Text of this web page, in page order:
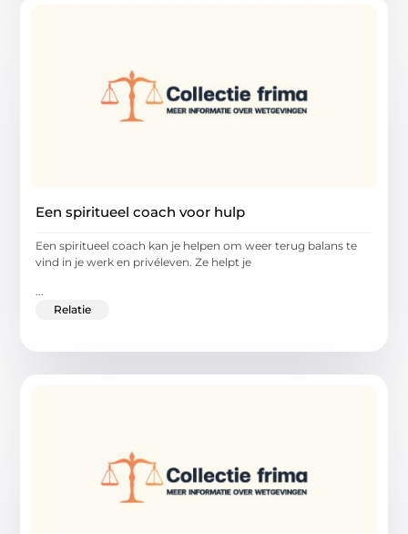
Een spiritueel coach voor hulp
Een spiritueel coach kan je helpen om weer terug balans te
vind in je werk en privéleven. Ze helpt je
...
Relatie